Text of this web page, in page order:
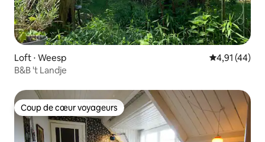
Loft ⋅ Weesp Évaluation
4,91 (44)
B&B 't Landje
Coup de cœur voyageurs
Coup de cœur voyageurs